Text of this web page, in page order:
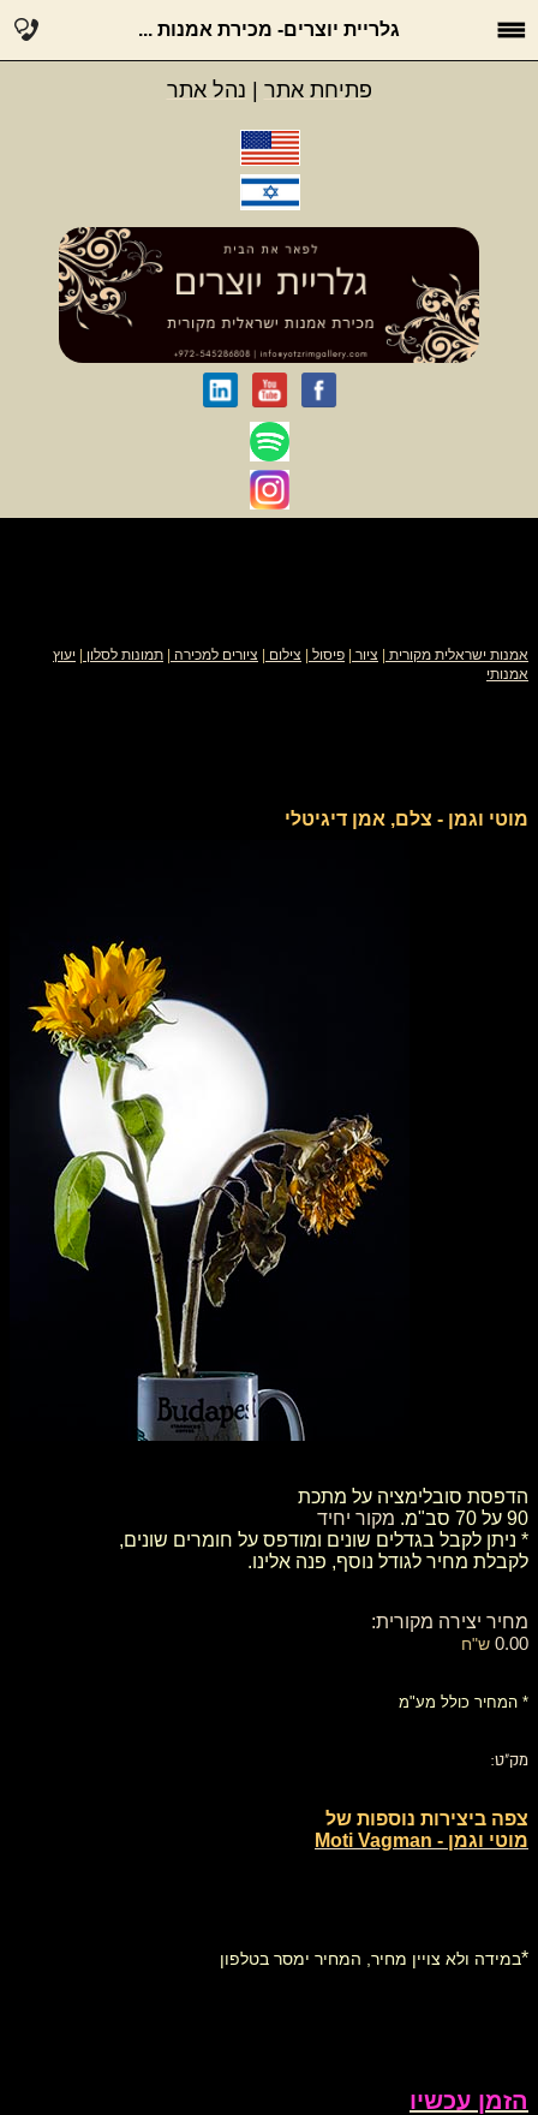
גלריית יוצרים- מכירת אמנות ...
פתיחת אתר נהל אתר
אמנות ישראלית מקורית ציור פיסול צילום ציורים למכירה תמונות לסלון
יעוץ
אמנותי
מוטי וגמן - צלם, אמן דיגיטלי
הדפסת סובלימציה על מתכת
90 על 70 סב"מ.
מקור יחיד
* ניתן לקבל בגדלים שונים ומודפס על חומרים שונים,
לקבלת מחיר לגודל נוסף, פנה אלינו.
מחיר יצירה מקורית:
0.00 ש"ח
* המחיר כולל מע"מ
מק"ט:
צפה ביצירות נוספות של
מוטי וגמן - Moti Vagman
*במידה ולא צויין מחיר, המחיר ימסר בטלפון
הזמן עכשיו